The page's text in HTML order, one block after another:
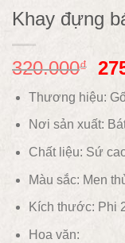
Khay đựng
320.000₫
Thương hiệu:
Nơi sản xuất:
Chất liệu: Sứ
Màu sắc: Men
Kích thước: Phi
Hoa văn: